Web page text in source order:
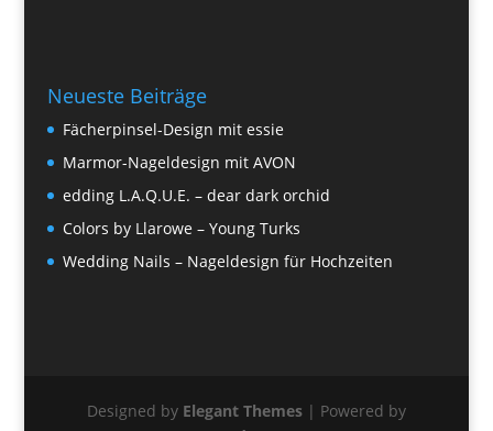
Neueste Beiträge
Fächerpinsel-Design mit essie
Marmor-Nageldesign mit AVON
edding L.A.Q.U.E. – dear dark orchid
Colors by Llarowe – Young Turks
Wedding Nails – Nageldesign für Hochzeiten
Designed by Elegant Themes| Powered by